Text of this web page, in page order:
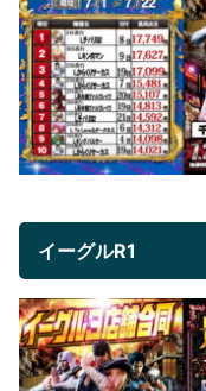
イーグルR1